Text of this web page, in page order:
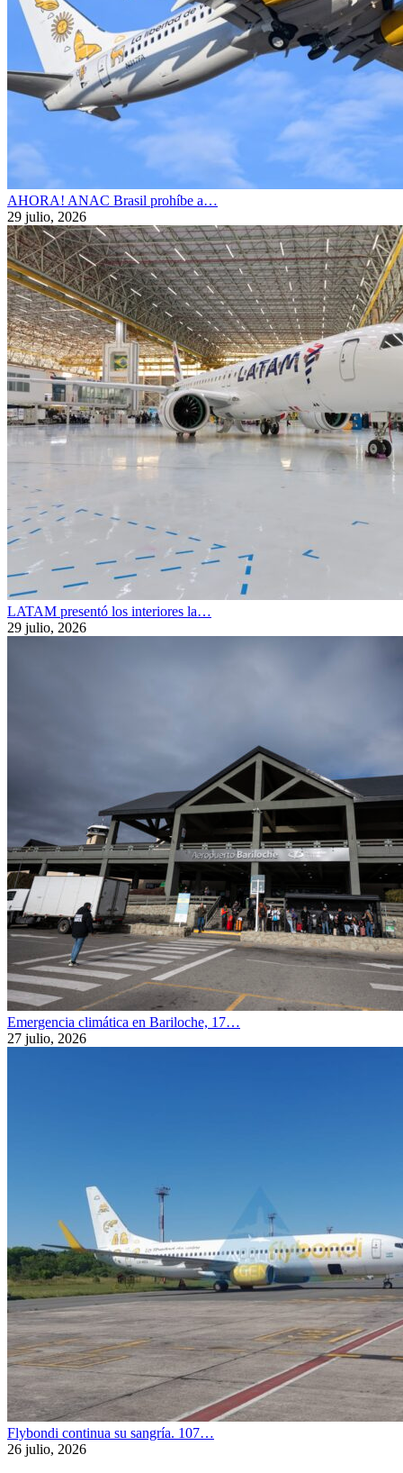
AHORA! ANAC Brasil prohíbe a…
29 julio, 2026
LATAM presentó los interiores la…
29 julio, 2026
Emergencia climática en Bariloche, 17…
27 julio, 2026
Flybondi continua su sangría. 107…
26 julio, 2026